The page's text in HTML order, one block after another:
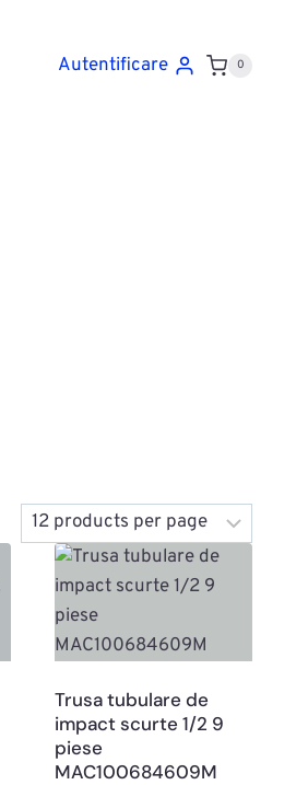
Autentificare 0
Trusa tubulare de
impact scurte 1/2 9
piese
MAC100684609M